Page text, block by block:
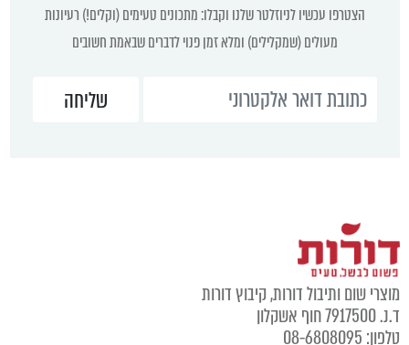
הצטרפו עכשיו לניוזלטר שלנו וקבלו: מתכונים טעימים (וקלים!) רעיונות
מעולים (שמקלילים) ומלא זמן פנוי לדברים שבאמת חשובים
מוצרי שום ותיבול דורות, קיבוץ דורות
ד.נ. 7917500 חוף אשקלון
טלפון: 08-6808095